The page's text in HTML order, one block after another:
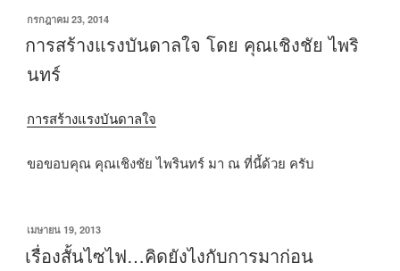
เขียน
ที่
กรกฎาคม 23, 2014
การสร้างแรงบันดาลใจ โดย คุณเชิงชัย ไพริ
นทร์
การสร้างแรงบันดาลใจ
ขอขอบคุณ คุณเชิงชัย ไพรินทร์ มา ณ ที่นี้ด้วย ครับ
เขียน
วัน
ที่
เมษายน 19, 2013
เรื่องสั้นไซไฟ…คิดยังไงกับการมาก่อน